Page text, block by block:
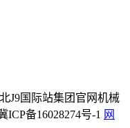
J9国际站集团官网机械
备16028274号-1 网